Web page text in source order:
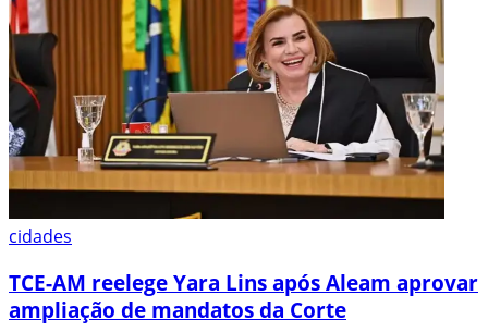
cidades
TCE-AM reelege Yara Lins após Aleam aprovar
ampliação de mandatos da Corte